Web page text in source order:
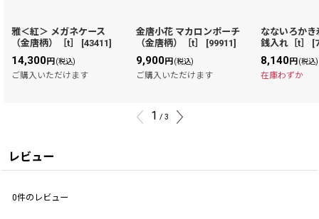
雅＜紅＞ メガネケース
（金唐柄）［t］
[43411]
14,300円(税込)
ご購入いただけます
金唐小花 マカロンポーチ
（金唐柄）［t］
[99911]
9,900円(税込)
ご購入いただけます
なないろか
銭入れ［t］
[
8,140円(税込)
在庫わずか
1 / 3
レビュー
0件のレビュー